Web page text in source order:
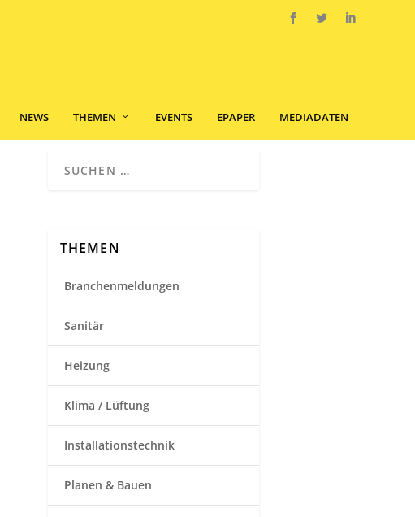
NEWS THEMEN EVENTS EPAPER MEDIADATEN
THEMEN
Branchenmeldungen
Sanitär
Heizung
Klima / Lüftung
Installationstechnik
Planen & Bauen